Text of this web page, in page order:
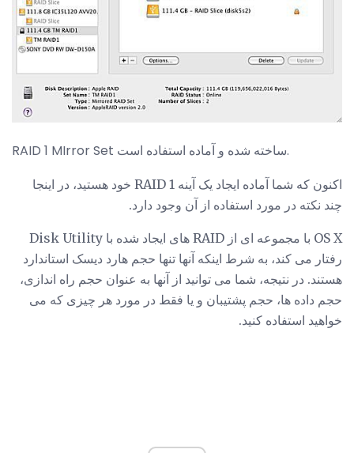
RAID 1 MIrror Set ساخته شده و آماده استفاده است.
اکنون که شما آماده ایجاد یک آینه RAID 1 خود هستید، در اینجا
چند نکته در مورد استفاده از آن وجود دارد.
OS X با مجموعه ای از RAID های ایجاد شده با Disk Utility
رفتار می کند، به شرط اینکه آنها تنها حجم هارد دیسک استاندارد
هستند. در نتیجه، شما می توانید از آنها به عنوان حجم راه اندازی،
حجم داده ها، حجم پشتیبان و یا فقط در مورد هر چیزی که می
خواهید استفاده کنید.